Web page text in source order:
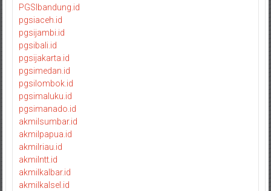
PGSIbandung.id
pgsiaceh.id
pgsijambi.id
pgsibali.id
pgsijakarta.id
pgsimedan.id
pgsilombok.id
pgsimaluku.id
pgsimanado.id
akmilsumbar.id
akmilpapua.id
akmilriau.id
akmilntt.id
akmilkalbar.id
akmilkalsel.id